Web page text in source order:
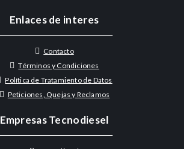
Enlaces de interes
Contacto
Términos y Condiciones
Política de Tratamiento de Datos
Peticiones, Quejas y Reclamos
Empresas Tecnodiesel